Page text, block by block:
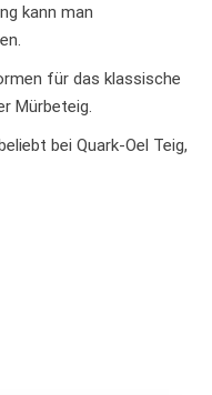
kann man
für das klassische
Mürbeteig.
bei Quark-Oel Teig,